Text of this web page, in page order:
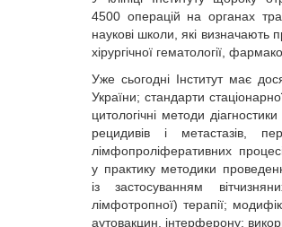
4500 операцій на органах
наукові­ школи, які визначають
хірургічної гематології,
Уже сьогодні Інститут має
України; стандарти
цитологічні методи
рецидивів і метастазів,
лімфопроліферативних
у практику методики
із застосуванням
лімфотропної) терапії;
аутовакцин, інтерферону;